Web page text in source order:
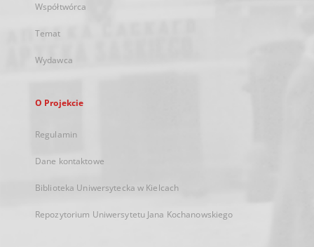
Współtwórca
Temat
Wydawca
O Projekcie
Regulamin
Dane kontaktowe
Biblioteka Uniwersytecka w Kielcach
Repozytorium Uniwersytetu Jana Kochanowskiego